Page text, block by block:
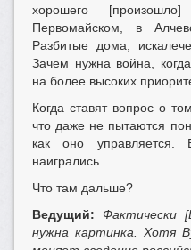
хорошего
Первомайском, в
Разбитые дома,
Зачем нужна война,
на более высоких
Когда ставят вопрос о
что даже не пытаются
как оно
наигрались.
Что там дальше?
Ведущий:
Фактически
нужна картинка. Хотя